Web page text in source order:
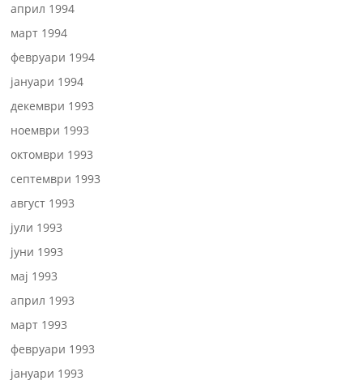
април 1994
март 1994
февруари 1994
јануари 1994
декември 1993
ноември 1993
октомври 1993
септември 1993
август 1993
јули 1993
јуни 1993
мај 1993
април 1993
март 1993
февруари 1993
јануари 1993